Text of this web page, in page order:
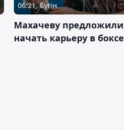
06:21, Бүгін
Махачеву предложили
начать карьеру в боксе